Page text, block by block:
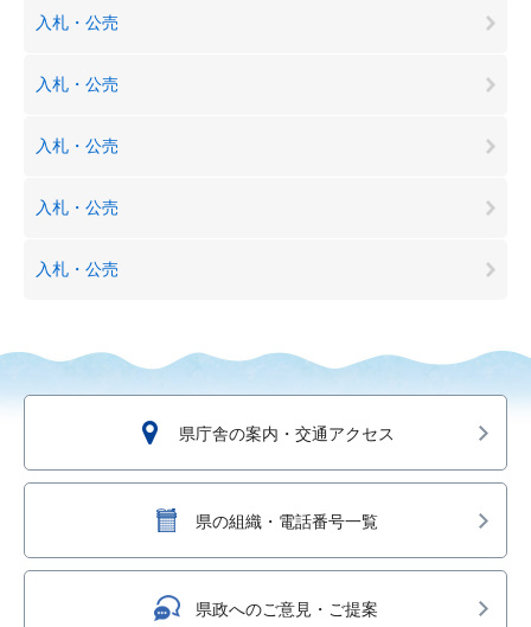
入札・公売
入札・公売
入札・公売
入札・公売
入札・公売
県庁舎の案内・交通アクセス
県の組織・電話番号一覧
県政へのご意見・ご提案